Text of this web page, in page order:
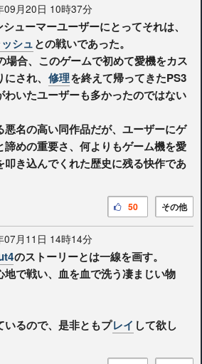
09月20日 10時37分
シューマーユーザーにとってそれは、
シュとの戦いであった。
場合、このゲームで初めて愛機をカス
され、 修理を終えて帰ってきたPS3
わいたユーザーも多かったのではない
悪名の高い同作品だが、ユーザーにゲ
諦めの重要さ、何よりもゲーム機を愛
叩き込んでくれた歴史に残る快作であ
その他
50
07月11日 14時14分
のストーリーとは一線を画す。
地で戦い、血を血で洗う凄まじい物
いるので、是非ともプレイ して欲し